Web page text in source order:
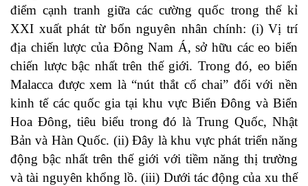
điểm cạnh tranh giữa các cường quốc trong thế kỉ
XXI xuất phát từ bốn nguyên nhân chính: (i) Vị trí
địa chiến lược của Đông Nam Á, sở hữu các eo biển
chiến lược bậc nhất trên thế giới. Trong đó, eo biển
Malacca được xem là “nút thắt cổ chai” đối với nền
kinh tế các quốc gia tại khu vực Biển Đông và Biển
Hoa Đông, tiêu biểu trong đó là Trung Quốc, Nhật
Bản và Hàn Quốc. (ii) Đây là khu vực phát triển năng
động bậc nhất trên thế giới với tiềm năng thị trường
và tài nguyên khổng lồ. (iii) Dưới tác động của xu thế